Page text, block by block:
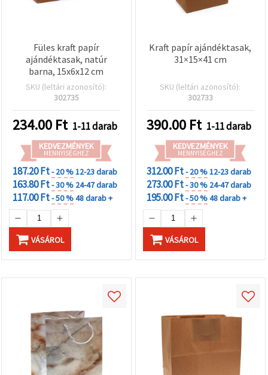
Füles kraft papír
ajándéktasak, natúr
barna, 15x6x12 cm
SKU (leltári azonosító):
302735
234.00 Ft 1-11 darab
KEDVEZMÉNYEK
MENNYISÉGHEZ
187.20 Ft- 20 %12-23 darab
163.80 Ft- 30 % 24-47 darab
117.00 Ft- 50 %48 darab +
VÁSÁROL
Kraft papír ajándéktasak,
31×15×41 cm
SKU (leltári azonosító):
302733
390.00 Ft 1-11 darab
KEDVEZMÉNYEK
MENNYISÉGHEZ
312.00 Ft- 20 %12-23 darab
273.00 Ft- 30 % 24-47 darab
195.00 Ft- 50 %48 darab +
VÁSÁROL